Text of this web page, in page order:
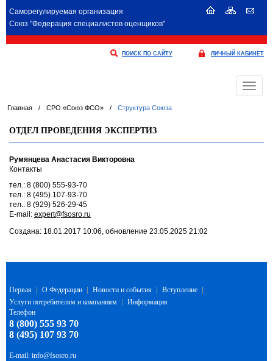
Саморегулируемая организация
Союз "Федерация специалистов оценщиков"
ПОИСК ПО САЙТУ ЛИЧНЫЙ КАБИНЕТ
Меню
Главная / СРО «Союз ФСО» / Структура Союза
ОТДЕЛ ПРОВЕДЕНИЯ ЭКСПЕРТИЗ
Румянцева Анастасия Викторовна
Контакты
тел.: 8 (800) 555-93-70
тел.: 8 (495) 107-93-70
тел.: 8 (929) 526-29-45
E-mail: expert@fsosro.ru
Создана: 18.01.2017 10:06, обновление 23.05.2025 21:02
Первая О Федерации Новости и события Вступление
Услуги потребителям и компаниям
Информация
Телефон
8 (800) 555 93 70
8 (495) 107 93 70
E-mail: info@fsosro.ru